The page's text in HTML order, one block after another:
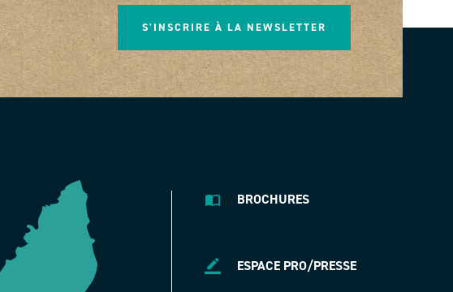
S'INSCRIRE À LA NEWSLETTER
BROCHURES
ESPACE PRO/PRESSE